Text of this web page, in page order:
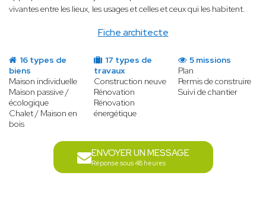
Fiche architecte
vivantes entre les lieux, les usages et celles et ceux qui les habitent.
16 types de
biens
Maison individuelle
Maison passive /
écologique
Chalet / Maison en
bois
17 types de
travaux
Construction neuve
Rénovation
Rénovation
énergétique
5 missions
Plan
Permis de construire
Suivi de chantier
ENVOYER UN MESSAGE
Réponse sous 48 heures